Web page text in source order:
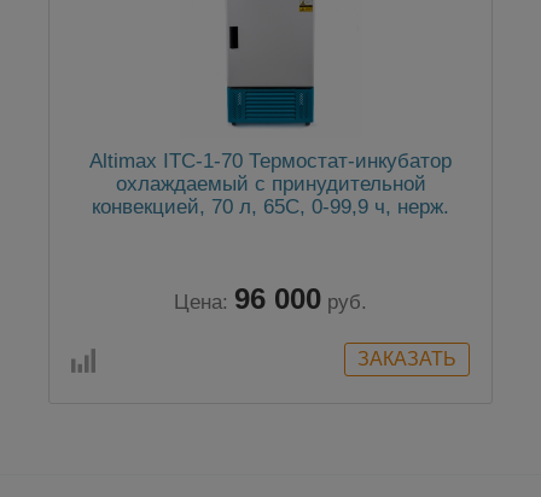
Altimax ITC-1-70 Термостат-инкубатор
охлаждаемый с принудительной
конвекцией, 70 л, 65С, 0-99,9 ч, нерж.
Цена: 96 000 руб.